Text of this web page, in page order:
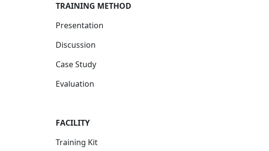
TRAINING METHOD
Presentation
Discussion
Case Study
Evaluation
FACILITY
Training Kit